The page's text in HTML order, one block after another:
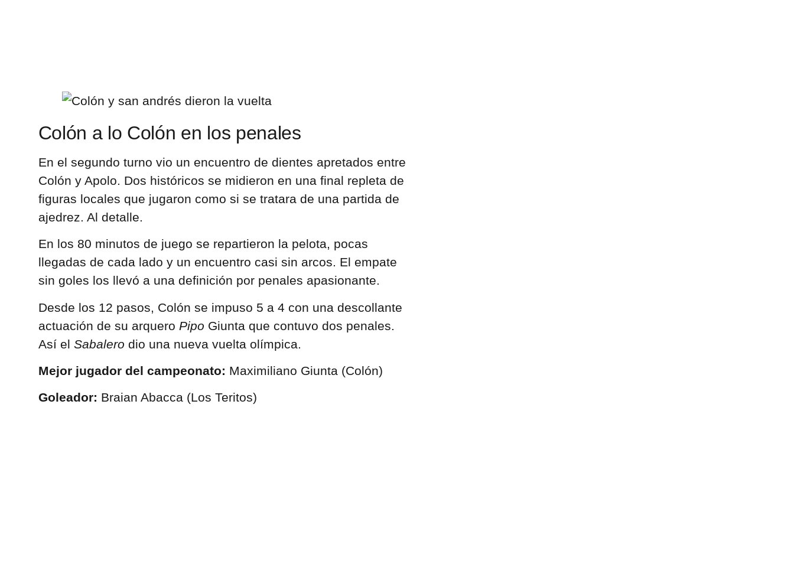
Colón a lo Colón en los penales
En el segundo turno vio un encuentro de dientes apretados entre
Colón y Apolo. Dos históricos se midieron en una final repleta de
figuras locales que jugaron como si se tratara de una partida de
ajedrez. Al detalle.
En los 80 minutos de juego se repartieron la pelota, pocas
llegadas de cada lado y un encuentro casi sin arcos. El empate
sin goles los llevó a una definición por penales apasionante.
Desde los 12 pasos, Colón se impuso 5 a 4 con una descollante
actuación de su arquero Pipo Giunta que contuvo dos penales.
Así el Sabalero dio una nueva vuelta olímpica.
Mejor jugador del campeonato: Maximiliano Giunta (Colón)
Goleador: Braian Abacca (Los Teritos)